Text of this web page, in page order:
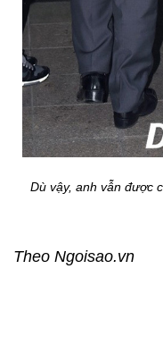
Dù vậy, anh vẫn được
Theo Ngoisao.vn